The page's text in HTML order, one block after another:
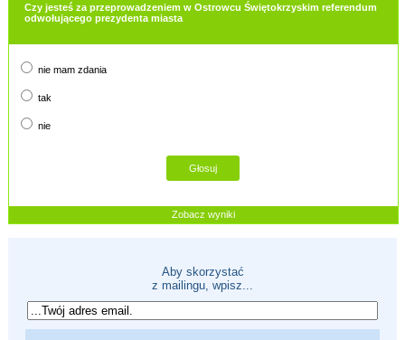
Czy jesteś za przeprowadzeniem w Ostrowcu Świętokrzyskim referendum
odwołującego prezydenta miasta
nie mam zdania
tak
nie
Zobacz wyniki
Aby skorzystać
z mailingu, wpisz...